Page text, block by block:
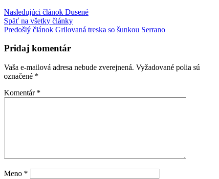
Nasledujúci článok Dusené
Späť na všetky články
Predošlý článok Grilovaná treska so šunkou Serrano
Pridaj komentár
Vaša e-mailová adresa nebude zverejnená. Vyžadované polia sú
označené *
Komentár *
Meno *